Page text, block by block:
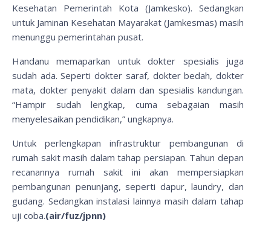
Kesehatan Pemerintah Kota (Jamkesko). Sedangkan
untuk Jaminan Kesehatan Mayarakat (Jamkesmas) masih
menunggu pemerintahan pusat.
Handanu memaparkan untuk dokter spesialis juga
sudah ada. Seperti dokter saraf, dokter bedah, dokter
mata, dokter penyakit dalam dan spesialis kandungan.
“Hampir sudah lengkap, cuma sebagaian masih
menyelesaikan pendidikan,” ungkapnya.
Untuk perlengkapan infrastruktur pembangunan di
rumah sakit masih dalam tahap persiapan. Tahun depan
recanannya rumah sakit ini akan mempersiapkan
pembangunan penunjang, seperti dapur, laundry, dan
gudang. Sedangkan instalasi lainnya masih dalam tahap
uji coba.(air/fuz/jpnn)